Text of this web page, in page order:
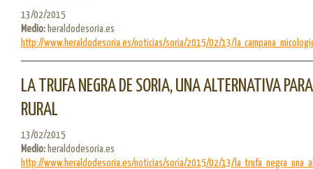
13/02/2015
Medio:heraldodesoria.es
http://www.heraldodesoria.es/noticias/soria/2015/02/13/
LA TRUFA NEGRA DE SORIA, UNA ALTERNATIVA
RURAL
13/02/2015
Medio:heraldodesoria.es
http://www.heraldodesoria.es/noticias/soria/2015/02/13/